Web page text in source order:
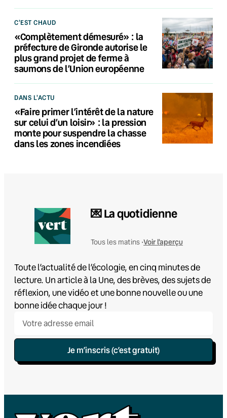
C'EST CHAUD
«Complètement démesuré» : la
préfecture de Gironde autorise le
plus grand projet de ferme à
saumons de l’Union européenne
DANS L'ACTU
«Faire primer l’intérêt de la nature
sur celui d’un loisir» : la pression
monte pour suspendre la chasse
dans les zones incendiées
💌 La quotidienne
Tous les matins •Voir l'aperçu
Toute l’actualité de l’écologie, en cinq minutes de
lecture. Un article à la Une, des brèves, des sujets de
réflexion, une vidéo et une bonne nouvelle ou une
bonne idée chaque jour !
Je m’inscris (c’est gratuit)